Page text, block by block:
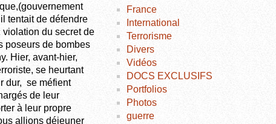
tentait de défendre
du secret de
poseurs de bombes
Hier, avant-hier,
se heurtant
dur, se méfient
de leur
à leur propre
allions déjeuner
France
International
Terrorisme
Divers
Vidéos
DOCS EXCLUSIFS
Portfolios
Photos
guerre